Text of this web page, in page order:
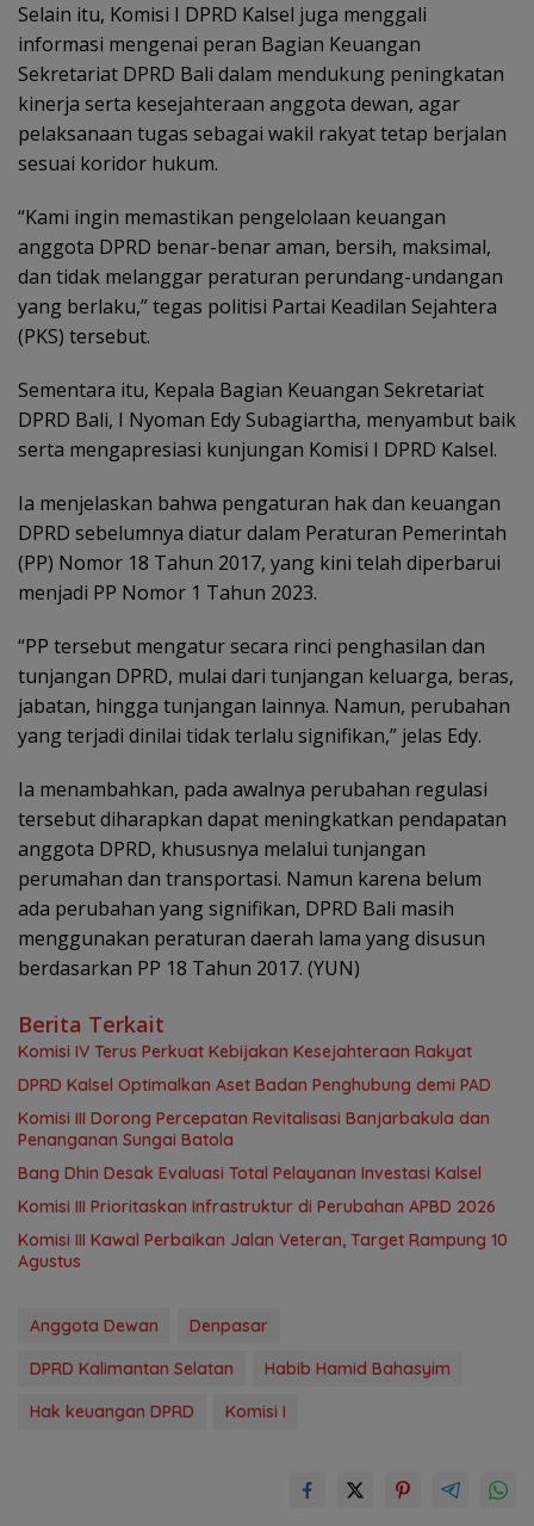
Selain itu, Komisi I DPRD Kalsel juga menggali
informasi mengenai peran Bagian Keuangan
Sekretariat DPRD Bali dalam mendukung peningkatan
kinerja serta kesejahteraan anggota dewan, agar
pelaksanaan tugas sebagai wakil rakyat tetap berjalan
sesuai koridor hukum.
“Kami ingin memastikan pengelolaan keuangan
anggota DPRD benar-benar aman, bersih, maksimal,
dan tidak melanggar peraturan perundang-undangan
yang berlaku,” tegas politisi Partai Keadilan Sejahtera
(PKS) tersebut.
Sementara itu, Kepala Bagian Keuangan Sekretariat
DPRD Bali, I Nyoman Edy Subagiartha, menyambut baik
serta mengapresiasi kunjungan Komisi I DPRD Kalsel.
Ia menjelaskan bahwa pengaturan hak dan keuangan
DPRD sebelumnya diatur dalam Peraturan Pemerintah
(PP) Nomor 18 Tahun 2017, yang kini telah diperbarui
menjadi PP Nomor 1 Tahun 2023.
“PP tersebut mengatur secara rinci penghasilan dan
tunjangan DPRD, mulai dari tunjangan keluarga, beras,
jabatan, hingga tunjangan lainnya. Namun, perubahan
yang terjadi dinilai tidak terlalu signifikan,” jelas Edy.
Ia menambahkan, pada awalnya perubahan regulasi
tersebut diharapkan dapat meningkatkan pendapatan
anggota DPRD, khususnya melalui tunjangan
perumahan dan transportasi. Namun karena belum
ada perubahan yang signifikan, DPRD Bali masih
menggunakan peraturan daerah lama yang disusun
berdasarkan PP 18 Tahun 2017. (YUN)
Berita Terkait
Komisi IV Terus Perkuat Kebijakan Kesejahteraan Rakyat
‎DPRD Kalsel Optimalkan Aset Badan Penghubung demi PAD
‎Komisi III Dorong Percepatan Revitalisasi Banjarbakula dan
Penanganan Sungai Batola
‎Bang Dhin Desak Evaluasi Total Pelayanan Investasi Kalsel
‎Komisi III Prioritaskan Infrastruktur di Perubahan APBD 2026
Komisi III Kawal Perbaikan Jalan Veteran, Target Rampung 10
Agustus
Anggota Dewan
Denpasar
DPRD Kalimantan Selatan
Habib Hamid Bahasyim
Hak keuangan DPRD
Komisi I